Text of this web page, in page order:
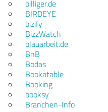
billiger.de
BIRDEYE
bizify
BizzWatch
blauarbeit.de
BnB
Bodas
Bookatable
Booking
booksy
Branchen-Info